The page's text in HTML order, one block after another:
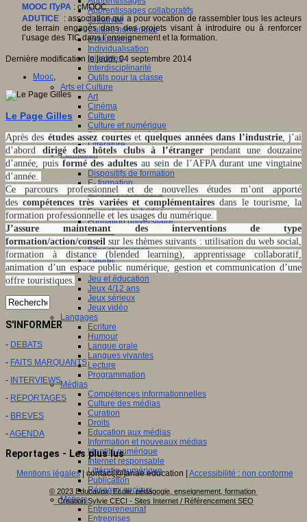
Apprentissages collaboratifs
Créativité
Culture numérique
Evaluations
Individualisation
Initiatives
Interdisciplinarité
Outils pour la classe
Arts et Culture
Art
Cinéma
Culture
Culture et numérique
Dispositifs de médiation
Littérature
Formation
Compétences professionnelles
Dispositifs de formation
E- formation
Enjeux et évolutions
Enseignement supérieur et numérique
Formations hybrides
Formation universitaire
Mooc’s
Outils collaboratifs
Sites ressources
Tutorat
Jeux
Jeu et éducation
Jeux 4/12 ans
Jeux sérieux
Jeux vidéo
Langages
Ecriture
Humour
Langue orale
Langues vivantes
Lecture
Programmation
Médias
Compétences informationnelles
Culture des médias
Curation
Droits
Education aux médias
Information et nouveaux médias
Identité numérique
Internet responsable
Littératie numérique
Publication
Réseaux sociaux
Métiers
Entrepreneuriat
Entreprises
MOOC ITyPA : cMOOC
ADUTICE : association qui a pour vocation de rassembler tous les acteurs
de terrain engagés dans des projets visant à introduire ou à renforcer
l’usage des TIC dans l’enseignement et la formation.
Dernière modification le jeudi, 04 septembre 2014
Mooc,
Le Page Gilles
Après des études assez courtesetquelques années dans l’industrie, j’ai
d’abord dirigé des hôtels clubs à l’étranger pendant une douzaine
d’année, puis formé des adultes au sein de l’AFPA durant une vingtaine
d’année.
Ce parcours professionnel et de nouvelles études m’ont apporté
descompétences très variées et complémentaires dans le tourisme, la
formation professionnelle et les usages du numérique.
J’assure maintenant des interventions de type
formation/action/conseil sur les thèmes suivants : utilisation du web social,
formation à distance (blended learning), apprentissage collaboratif,
animation d’un espace public numérique, gestion et communication d’une
offre touristiques.
S'INFORMER
- DEBATS
- FAITS MARQUANTS
- INTERVIEWS
- REPORTAGES
- BREVES
-AGENDA
Reportages - Les plus lus
Mentions légales| contact[@]anae.education | Accessibilité : non conforme
© 2023 Educavox, Ecole, pédagogie, enseignement, formation
Creation Sylvie CECI - Sites Internet / Référencement SEO